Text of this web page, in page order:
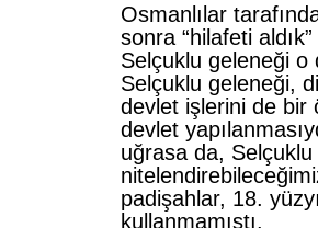
Osmanlılar
sonra “hilafeti
Selçuklu geleneği
Selçuklu geleneği,
devlet işlerini de bir
devlet
uğrasa da, Selçuklu
padişahlar, 18.
kullanmamıştı.